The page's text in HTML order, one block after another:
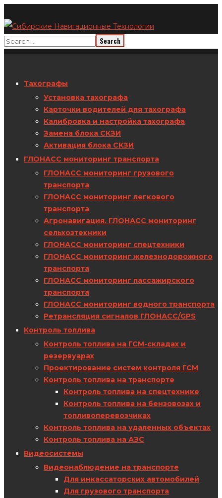
Тахографы
Установка тахографа
Карточки водителей для тахографа
Калибровка и настройка тахографа
Замена блока СКЗИ
Активация блока СКЗИ
ГЛОНАСС мониторинг транспорта
ГЛОНАСС мониторинг грузового
транспорта
ГЛОНАСС мониторинг легкового
транспорта
Агронавигация. ГЛОНАСС мониторинг
сельхозтехники
ГЛОНАСС мониторинг спецтехники
ГЛОНАСС мониторинг железнодорожного
транспорта
ГЛОНАСС мониторинг пассажирского
транспорта
ГЛОНАСС мониторинг водного транспорта
Ретрансляция сигналов ГЛОНАСС/GPS
Контроль топлива
Контроль топлива на ГСМ-складах и
резервуарах
Проектирование систем контроля ГСМ
Контроль топлива на транспорте
Контроль топлива на спецтехнике
Контроль топлива на бензовозах и
топливоперевозчиках
Контроль топлива на удаленных объектах
Контроль топлива на АЗС
Видеосистемы
Видеонаблюдение на транспорте
Для инкассаторских автомобилей
Для грузового транспорта